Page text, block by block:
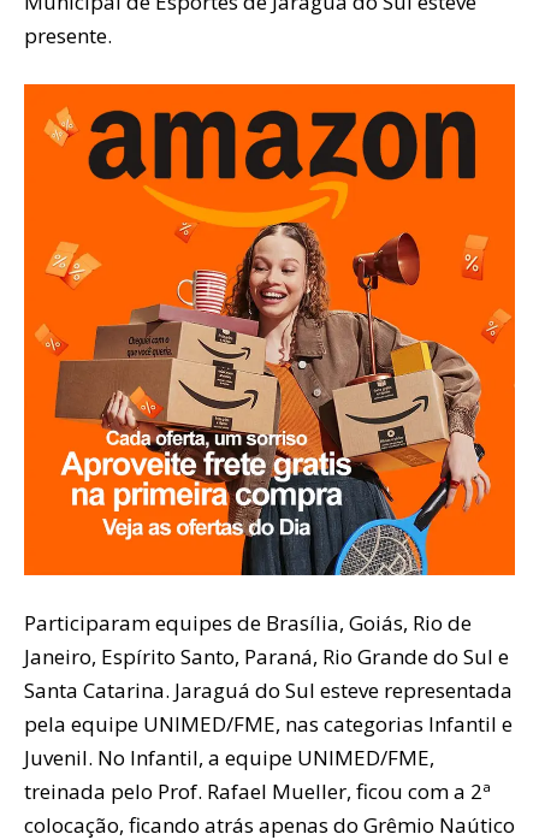
presente.
Participaram equipes de Brasília, Goiás, Rio de
Janeiro, Espírito Santo, Paraná, Rio Grande do Sul e
Santa Catarina. Jaraguá do Sul esteve representada
pela equipe UNIMED/FME, nas categorias Infantil e
Juvenil. No Infantil, a equipe UNIMED/FME,
treinada pelo Prof. Rafael Mueller, ficou com a 2ª
colocação, ficando atrás apenas do Grêmio Naútico